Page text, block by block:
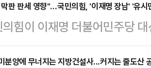
제일교회 목사가 주도하는 집
선 후보 지지 호소 메시지를
잡아 공세에 나섰다.윤석열
판 판세 영향"…국민의힘, '이재명 장남' '유시
힘이 이재명 더불어민주당
시민 전 노무현재단 이사장의
'막판 변수'로 보고 여론전에
분양에 무너지는 지방건설사...커지는 줄도산